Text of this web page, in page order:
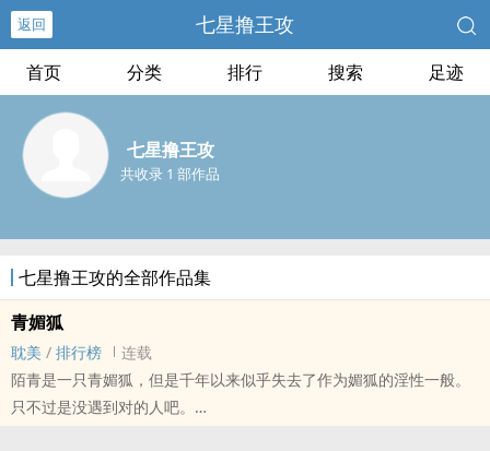
返回 七星撸王攻
首页 分类 排行 搜索 足迹
七星撸王攻
共收录 1 部作品
七星撸王攻的全部作品集
青媚狐
耽美 / 排行榜
连载
陌青是一只青媚狐，但是千年以来似乎失去了作为媚狐的淫性一般。
只不过是没遇到对的人吧。